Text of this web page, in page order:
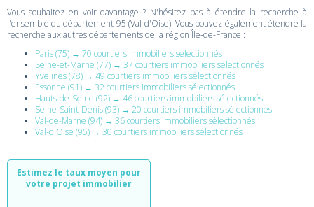
Vous souhaitez en voir davantage ? N'hésitez pas à étendre la recherche à
l'ensemble du département 95 (Val-d'Oise). Vous pouvez également étendre la
recherche aux autres départements de la région Île-de-France :
Paris (75) → 70 courtiers immobiliers sélectionnés
Seine-et-Marne (77) → 37 courtiers immobiliers sélectionnés
Yvelines (78) → 49 courtiers immobiliers sélectionnés
Essonne (91) → 32 courtiers immobiliers sélectionnés
Hauts-de-Seine (92) → 46 courtiers immobiliers sélectionnés
Seine-Saint-Denis (93) → 20 courtiers immobiliers sélectionnés
Val-de-Marne (94) → 36 courtiers immobiliers sélectionnés
Val-d'Oise (95) → 30 courtiers immobiliers sélectionnés
Estimez le taux moyen pour
votre projet immobilier